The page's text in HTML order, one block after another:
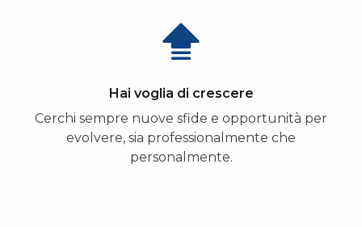
Hai voglia di crescere
Cerchi sempre nuove sfide e opportunità per
evolvere, sia professionalmente che
personalmente.